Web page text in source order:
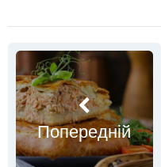
Попередній